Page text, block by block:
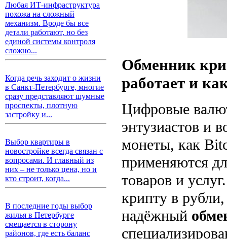
Любая ИТ-инфраструктура
похожа на сложный
механизм. Вроде бы все
детали работают, но без
единой системы контроля
сложно...
Когда речь заходит о жизни
в Санкт-Петербурге, многие
сразу представляют шумные
проспекты, плотную
застройку и...
Выбор квартиры в
новостройке всегда связан с
вопросами. И главный из
них – не только цена, но и
кто строит, когда...
В последние годы выбор
жилья в Петербурге
смещается в сторону
районов, где есть баланс
Обменник
работает и
Цифровые
энтузиастов и
монеты, как
применяются
товаров и
крипту в
надёжный